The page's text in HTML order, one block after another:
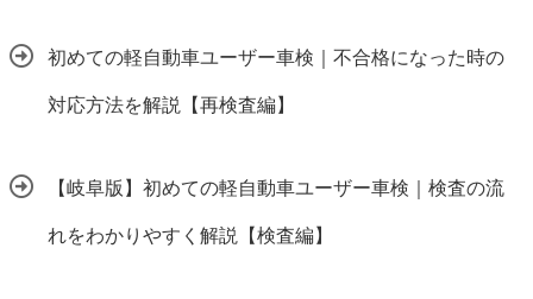
初めての軽自動車ユーザー車検｜不合格になった時の
対応方法を解説【再検査編】
【岐阜版】初めての軽自動車ユーザー車検｜検査の流
れをわかりやすく解説【検査編】